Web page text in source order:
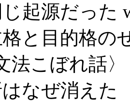
源だった
目的格の
こぼれ話〉
なぜ消えた